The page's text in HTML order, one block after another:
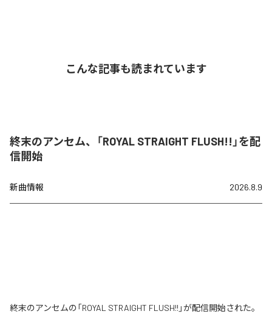
こんな記事も読まれています
終末のアンセム、「ROYAL STRAIGHT FLUSH!!」を配
信開始
新曲情報 2026.8.9
終末のアンセムの「ROYAL STRAIGHT FLUSH!!」が配信開始された。